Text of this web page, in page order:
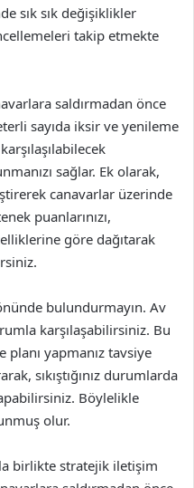
sık sık değişiklikler
takip etmekte
saldırmadan önce
sayıda iksir ve yenileme
sağlar. Ek olarak,
canavarlar üzerinde
puanlarınızı,
göre dağıtarak
bulundurmayın. Av
karşılaşabilirsiniz. Bu
yapmanız tavsiye
sıkıştığınız durumlarda
Böylelikle
olur.
birlikte stratejik iletişim